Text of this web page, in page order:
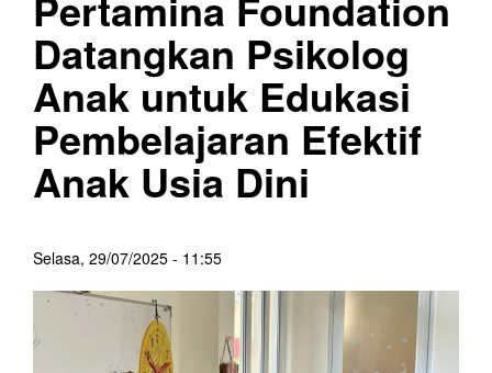
Datangkan Psikolog
Anak untuk Edukasi
Pembelajaran Efektif
Anak Usia Dini
Selasa, 29/07/2025 - 11:55